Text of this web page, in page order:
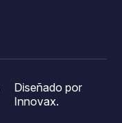
Diseñado por
Innovax.